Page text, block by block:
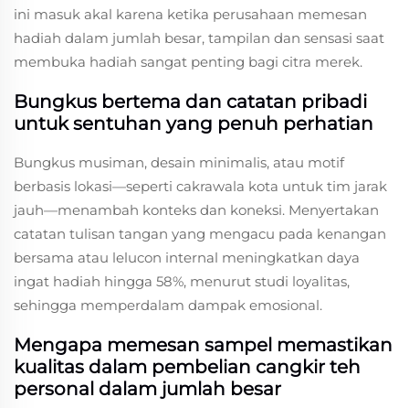
ini masuk akal karena ketika perusahaan memesan
hadiah dalam jumlah besar, tampilan dan sensasi saat
membuka hadiah sangat penting bagi citra merek.
Bungkus bertema dan catatan pribadi
untuk sentuhan yang penuh perhatian
Bungkus musiman, desain minimalis, atau motif
berbasis lokasi—seperti cakrawala kota untuk tim jarak
jauh—menambah konteks dan koneksi. Menyertakan
catatan tulisan tangan yang mengacu pada kenangan
bersama atau lelucon internal meningkatkan daya
ingat hadiah hingga 58%, menurut studi loyalitas,
sehingga memperdalam dampak emosional.
Mengapa memesan sampel memastikan
kualitas dalam pembelian cangkir teh
personal dalam jumlah besar